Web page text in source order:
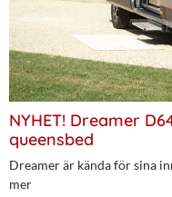
NYHET! Dreamer
queensbed
Dreamer är kända för sina
mer